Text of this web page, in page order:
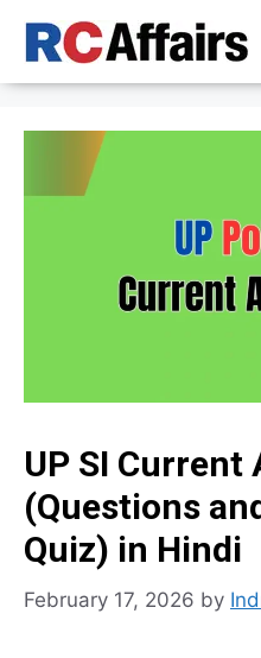
UP SI Current
(Questions
Quiz) in Hindi
February 17, 2026 by